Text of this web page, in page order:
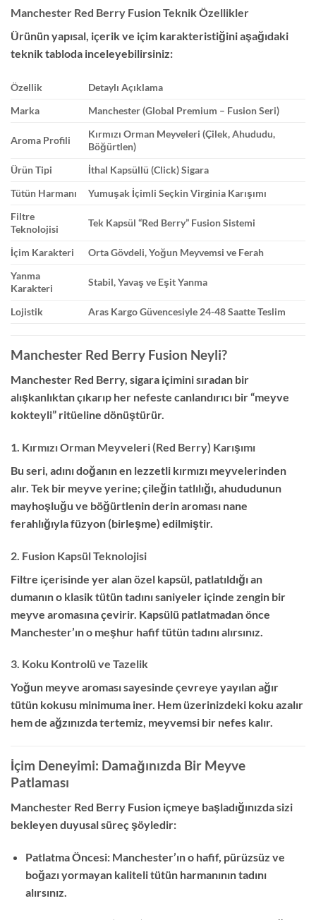
Manchester Red Berry Fusion Teknik Özellikler
Ürünün yapısal, içerik ve içim karakteristiğini aşağıdaki
teknik tabloda inceleyebilirsiniz:
Özellik
Detaylı Açıklama
Marka
Manchester (Global Premium – Fusion Seri)
Aroma Profili
Kırmızı Orman Meyveleri (Çilek, Ahududu,
Böğürtlen)
Ürün Tipi
İthal Kapsüllü (Click) Sigara
Tütün Harmanı
Yumuşak İçimli Seçkin Virginia Karışımı
Filtre
Teknolojisi
Tek Kapsül “Red Berry” Fusion Sistemi
İçim Karakteri
Orta Gövdeli, Yoğun Meyvemsi ve Ferah
Yanma
Karakteri
Stabil, Yavaş ve Eşit Yanma
Lojistik Aras Kargo Güvencesiyle 24-48 Saatte Teslim
Manchester Red Berry Fusion Neyli?
Manchester Red Berry, sigara içimini sıradan bir
alışkanlıktan çıkarıp her nefeste canlandırıcı bir “meyve
kokteyli” ritüeline dönüştürür.
1. Kırmızı Orman Meyveleri (Red Berry) Karışımı
Bu seri, adını doğanın en lezzetli kırmızı meyvelerinden
alır. Tek bir meyve yerine; çileğin tatlılığı, ahududunun
mayhoşluğu ve böğürtlenin derin aroması nane
ferahlığıyla füzyon (birleşme) edilmiştir.
2. Fusion Kapsül Teknolojisi
Filtre içerisinde yer alan özel kapsül, patlatıldığı an
dumanın o klasik tütün tadını saniyeler içinde zengin bir
meyve aromasına çevirir. Kapsülü patlatmadan önce
Manchester’ın o meşhur hafif tütün tadını alırsınız.
3. Koku Kontrolü ve Tazelik
Yoğun meyve aroması sayesinde çevreye yayılan ağır
tütün kokusu minimuma iner. Hem üzerinizdeki koku azalır
hem de ağzınızda tertemiz, meyvemsi bir nefes kalır.
İçim Deneyimi: Damağınızda Bir Meyve
Patlaması
Manchester Red Berry Fusion içmeye başladığınızda sizi
bekleyen duyusal süreç şöyledir:
Patlatma Öncesi: Manchester’ın o hafif, pürüzsüz ve
boğazı yormayan kaliteli tütün harmanının tadını
alırsınız.